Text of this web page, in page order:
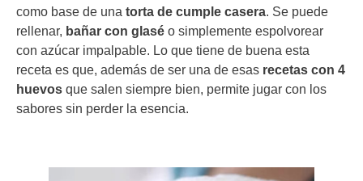
como base de una torta de cumple casera. Se puede
rellenar, bañar con glasé o simplemente espolvorear
con azúcar impalpable. Lo que tiene de buena esta
receta es que, además de ser una de esas recetas con 4
huevos que salen siempre bien, permite jugar con los
sabores sin perder la esencia.